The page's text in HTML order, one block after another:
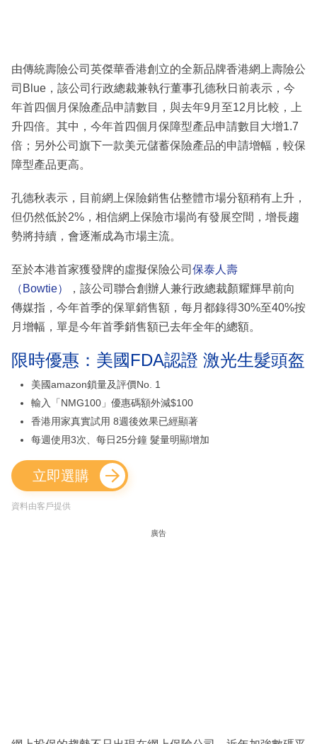
由傳統壽險公司英傑華香港創立的全新品牌香港網上壽險公
司Blue，該公司行政總裁兼執行董事孔德秋日前表示，今
年首四個月保險產品申請數目，與去年9月至12月比較，上
升四倍。其中，今年首四個月保障型產品申請數目大增1.7
倍；另外公司旗下一款美元儲蓄保險產品的申請增幅，較保
障型產品更高。
孔德秋表示，目前網上保險銷售佔整體市場分額稍有上升，
但仍然低於2%，相信網上保險市場尚有發展空間，增長趨
勢將持續，會逐漸成為市場主流。
至於本港首家獲發牌的虛擬保險公司 保泰人壽
（Bowtie）
，該公司聯合創辦人兼行政總裁顏耀輝早前向
傳媒指，今年首季的保單銷售額，每月都錄得30%至40%按
月增幅，單是今年首季銷售額已去年全年的總額。
限時優惠：美國FDA認證 激光生髮頭盔
美國amazon鎖量及評價No. 1
輸入「NMG100」優惠碼額外減$100
香港用家真實試用 8週後效果已經顯著
每週使用3次、每日25分鐘 髮量明顯增加
立即選購
資料由客戶提供
廣告